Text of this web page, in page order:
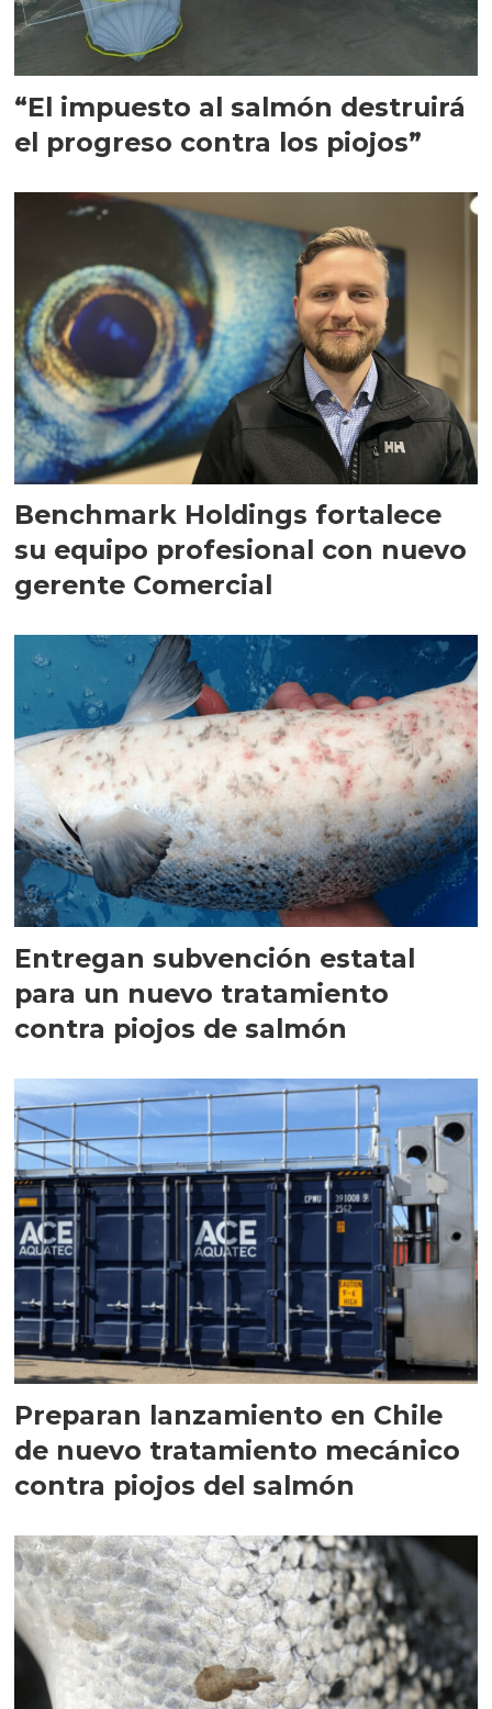
“El impuesto al salmón destruirá
el progreso contra los piojos”
Benchmark Holdings fortalece
su equipo profesional con nuevo
gerente Comercial
Entregan subvención estatal
para un nuevo tratamiento
contra piojos de salmón
Preparan lanzamiento en Chile
de nuevo tratamiento mecánico
contra piojos del salmón